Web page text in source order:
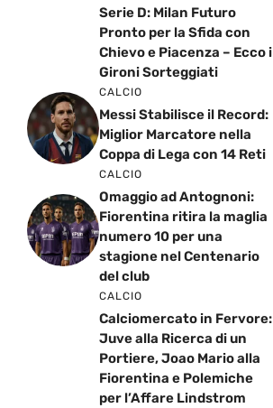
Serie D: Milan Futuro
Pronto per la Sfida con
Chievo e Piacenza – Ecco i
Gironi Sorteggiati
CALCIO
Messi Stabilisce il Record:
Miglior Marcatore nella
Coppa di Lega con 14 Reti
CALCIO
Omaggio ad Antognoni:
Fiorentina ritira la maglia
numero 10 per una
stagione nel Centenario
del club
CALCIO
Calciomercato in Fervore:
Juve alla Ricerca di un
Portiere, Joao Mario alla
Fiorentina e Polemiche
per l’Affare Lindstrom